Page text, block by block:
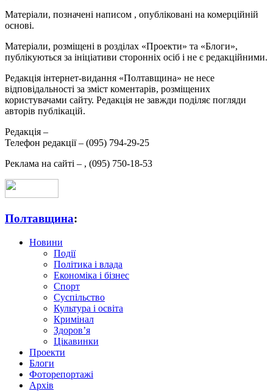
Матеріали, позначені написом , опубліковані на комерційній
основі.
Матеріали, розміщені в розділах «Проекти» та «Блоги»,
публікуються за ініціативи сторонніх осіб і не є редакційними.
Редакція інтернет-видання «Полтавщина» не несе
відповідальності за зміст коментарів, розміщених
користувачами сайту. Редакція не завжди поділяє погляди
авторів публікацій.
Редакція –
Телефон редакції – (095) 794-29-25
Реклама на сайті – , (095) 750-18-53
Полтавщина:
Новини
Події
Політика і влада
Економіка і бізнес
Спорт
Суспільство
Культура і освіта
Кримінал
Здоров’я
Цікавинки
Проекти
Блоги
Фоторепортажі
Архів